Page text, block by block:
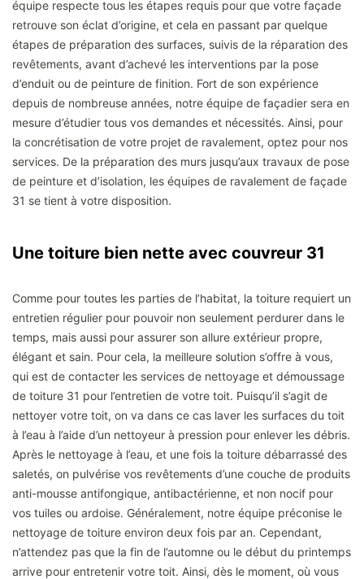
équipe respecte tous les étapes requis pour que votre façade
retrouve son éclat d’origine, et cela en passant par quelque
étapes de préparation des surfaces, suivis de la réparation des
revêtements, avant d’achevé les interventions par la pose
d’enduit ou de peinture de finition. Fort de son expérience
depuis de nombreuse années, notre équipe de façadier sera en
mesure d’étudier tous vos demandes et nécessités. Ainsi, pour
la concrétisation de votre projet de ravalement, optez pour nos
services. De la préparation des murs jusqu’aux travaux de pose
de peinture et d’isolation, les équipes de ravalement de façade
31 se tient à votre disposition.
Une toiture bien nette avec couvreur 31
Comme pour toutes les parties de l’habitat, la toiture requiert un
entretien régulier pour pouvoir non seulement perdurer dans le
temps, mais aussi pour assurer son allure extérieur propre,
élégant et sain. Pour cela, la meilleure solution s’offre à vous,
qui est de contacter les services de nettoyage et démoussage
de toiture 31 pour l’entretien de votre toit. Puisqu’il s’agit de
nettoyer votre toit, on va dans ce cas laver les surfaces du toit
à l’eau à l’aide d’un nettoyeur à pression pour enlever les débris.
Après le nettoyage à l’eau, et une fois la toiture débarrassé des
saletés, on pulvérise vos revêtements d’une couche de produits
anti-mousse antifongique, antibactérienne, et non nocif pour
vos tuiles ou ardoise. Généralement, notre équipe préconise le
nettoyage de toiture environ deux fois par an. Cependant,
n’attendez pas que la fin de l’automne ou le début du printemps
arrive pour entretenir votre toit. Ainsi, dès le moment, où vous